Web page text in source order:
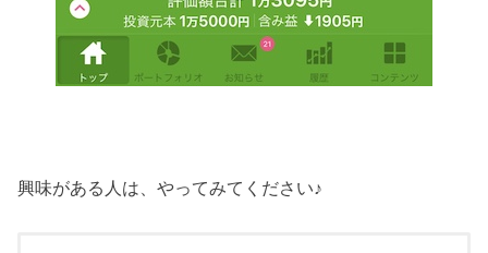
興味がある人は、やってみてください♪